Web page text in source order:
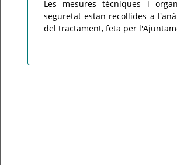
Les mesures tècniques i
seguretat estan recollides a
del tractament, feta per